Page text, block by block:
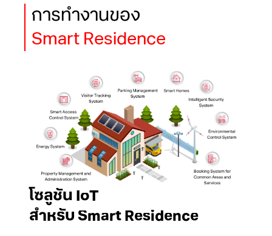
การทำงานของ
Smart Residence
โซลูชัน IoT
สำหรับ Smart Residence